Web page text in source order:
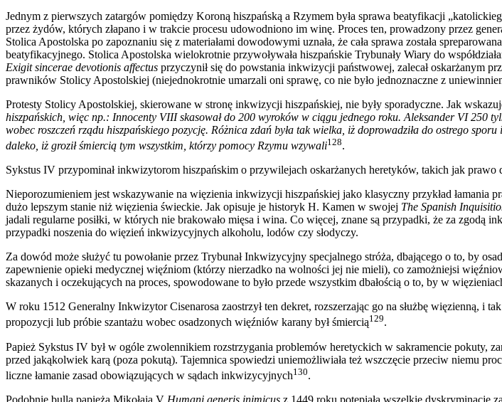
Jednym z pierwszych zatargów pomiędzy Koroną hiszpańską a Rzymem była sprawa beatyfikacji
przez żydów, których złapano i w trakcie procesu udowodniono im winę. Proces ten, prowadzony przez
Stolica Apostolska po zapoznaniu się z materiałami dowodowymi uznała, że cała sprawa została
beatyfikacyjnego. Stolica Apostolska wielokrotnie przywoływała hiszpańskie Trybunały Wiary do
Exigit sincerae devotionis affectus przyczynił się do powstania inkwizycji państwowej, zalecał oskarżanym
prawników Stolicy Apostolskiej (niejednokrotnie umarzali oni sprawę, co nie było jednoznaczne z
Protesty Stolicy Apostolskiej, skierowane w stronę inkwizycji hiszpańskiej, nie były sporadyczne. Jak
hiszpańskich, więc np.: Innocenty VIII skasował do 200 wyroków w ciągu jednego roku. Aleksander VI
wobec roszczeń rządu hiszpańskiego pozycję. Różnica zdań była tak wielka, iż doprowadziła do ostrego
daleko, iż groził śmiercią tym wszystkim, którzy pomocy Rzymu wzywali128.
Sykstus IV przypominał inkwizytorom hiszpańskim o przywilejach oskarżanych heretyków, takich jak prawo
Nieporozumieniem jest wskazywanie na więzienia inkwizycji hiszpańskiej jako klasyczny przykład łamania
dużo lepszym stanie niż więzienia świeckie. Jak opisuje je historyk H. Kamen w swojej The Spanish
jadali regularne posiłki, w których nie brakowało mięsa i wina. Co więcej, znane są przypadki, że za zgodą
przypadki noszenia do więzień inkwizycyjnych alkoholu, lodów czy słodyczy.
Za dowód może służyć tu powołanie przez Trybunał Inkwizycyjny specjalnego stróża, dbającego o to, by
zapewnienie opieki medycznej więźniom (którzy nierzadko na wolności jej nie mieli), co zamożniejsi
skazanych i oczekujących na proces, spowodowane to było przede wszystkim dbałością o to, by w
W roku 1512 Generalny Inkwizytor Cisenarosa zaostrzył ten dekret, rozszerzając go na służbę więzienną, i
propozycji lub próbie szantażu wobec osadzonych więźniów karany był śmiercią129.
Papież Sykstus IV był w ogóle zwolennikiem rozstrzygania problemów heretyckich w sakramencie pokuty,
przed jakąkolwiek karą (poza pokutą). Tajemnica spowiedzi uniemożliwiała też wszczęcie przeciw niemu
liczne łamanie zasad obowiązujących w sądach inkwizycyjnych130.
Podobnie bulla papieża Mikołaja V Humani generis inimicus z 1449 roku potępiała wszelkie dyskryminacje